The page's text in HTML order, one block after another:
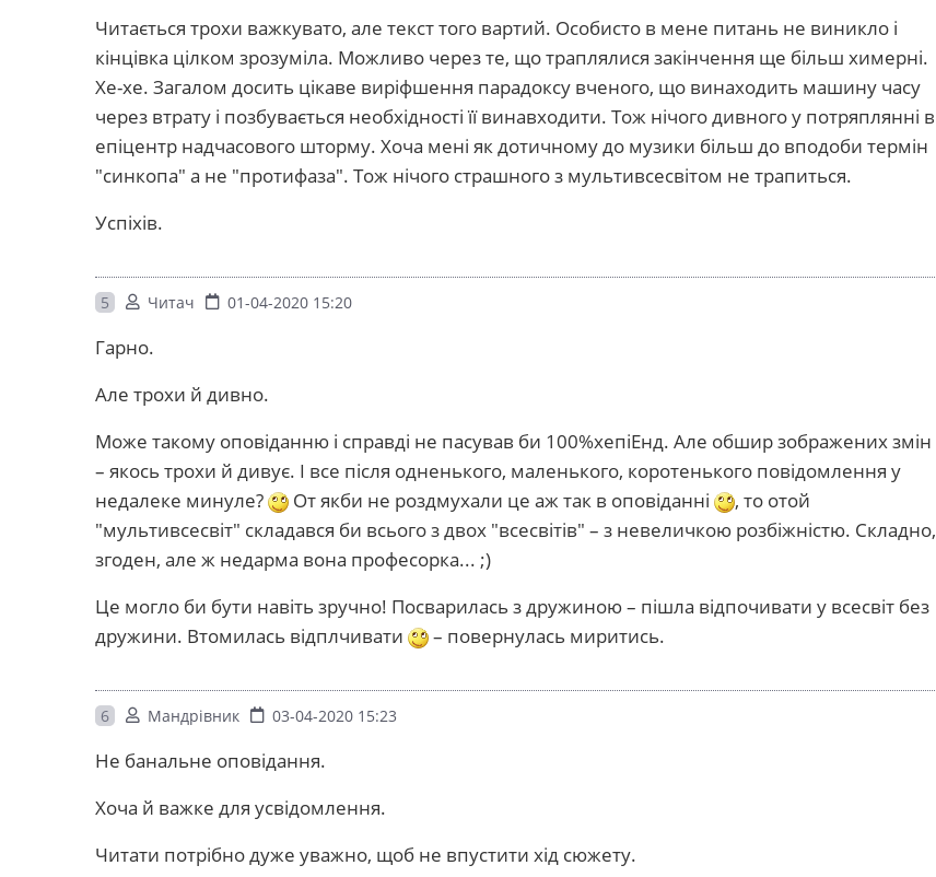
Читається трохи важкувато, але текст того вартий. Особисто в мене питань не виникло і
кінцівка цілком зрозуміла. Можливо через те, що траплялися закінчення ще більш химерні.
Хе-хе. Загалом досить цікаве виріфшення парадоксу вченого, що винаходить машину часу
через втрату і позбувається необхідності її винавходити. Тож нічого дивного у потряплянні в
епіцентр надчасового шторму. Хоча мені як дотичному до музики більш до вподоби термін
"синкопа" а не "протифаза". Тож нічого страшного з мультивсесвітом не трапиться.
Успіхів.
5 Читач 01-04-2020 15:20
Гарно.
Але трохи й дивно.
Може такому оповіданню і справді не пасував би 100%хепіЕнд. Але обшир зображених змін
– якось трохи й дивує. І все після одненького, маленького, коротенького повідомлення у
недалеке минуле?
От якби не роздмухали це аж так в оповіданні
, то отой
"мультивсесвіт" складався би всього з двох "всесвітів" – з невеличкою розбіжністю. Складно,
згоден, але ж недарма вона професорка... ;)
Це могло би бути навіть зручно! Посварилась з дружиною – пішла відпочивати у всесвіт без
дружини. Втомилась відплчивати
– повернулась миритись.
6 Мандрівник 03-04-2020 15:23
Не банальне оповідання.
Хоча й важке для усвідомлення.
Читати потрібно дуже уважно, щоб не впустити хід сюжету.